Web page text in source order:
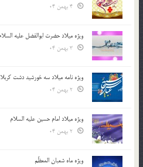
ویژه میلاد حضرت ابوالفضل علیه
ویژه نامه میلاد سه خورشید دشت کربلا
ویژه میلاد امام حسین علیه السلام
ویژه ماه شعبان المعظّم